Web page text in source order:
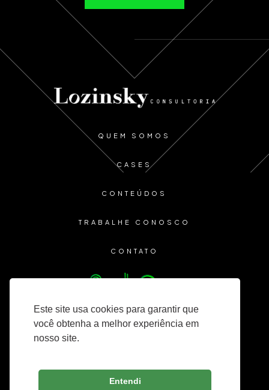
QUEM SOMOS
CASES
CONTEÚDOS
TRABALHE CONOSCO
CONTATO
Este site usa cookies para garantir que
você obtenha a melhor experiência em
nosso site.
Entendi